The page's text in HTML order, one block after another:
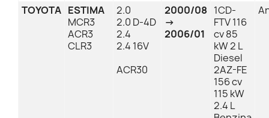
TOYOTA ESTIMA
MCR3
ACR3
CLR3
2.0
2.0 D-4D
2.4
2.4 16V
ACR30
2000/08
→
2006/01
1CD-
FTV 116
cv 85
kW 2 L
Diesel
2AZ-FE
156 cv
115 kW
2.4 L